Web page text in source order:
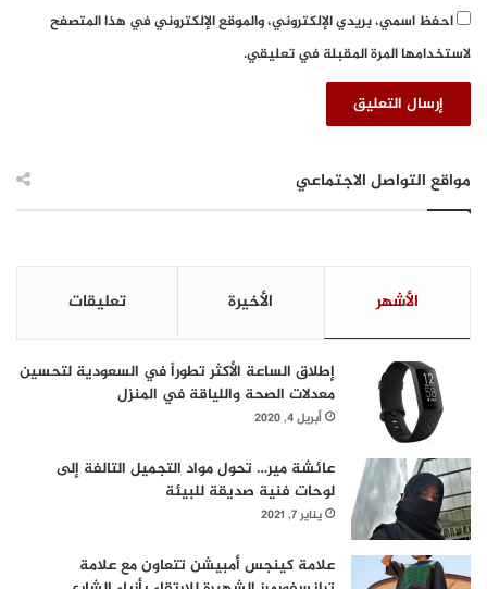
احفظ اسمي، بريدي الإلكتروني، والموقع الإلكتروني في هذا المتصفح
لاستخدامها المرة المقبلة في تعليقي.
مواقع التواصل الاجتماعي
الأشهر الأخيرة تعليقات
إطلاق الساعة الأكثر تطوراً في السعودية لتحسين
معدلات الصحة واللياقة في المنزل
أبريل 4, 2020
عائشة مير… تحول مواد التجميل التالفة إلى
لوحات فنية صديقة للبيئة
يناير 7, 2021
علامة كينجس أمبيشن تتعاون مع علامة